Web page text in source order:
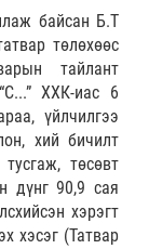
байсан Б.Т
төлөхөөс
тайлант
ХХК-иас 6
үйлчилгээ
хий бичилт
төсөвт
дүнг 90,9 сая
хэрэгт
хэсэг (Татвар